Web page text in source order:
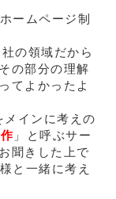
ームページ制
の領域だから
の部分の理解
てよかったよ
インに考えの
」と呼ぶサー
聞きした上で
と一緒に考え